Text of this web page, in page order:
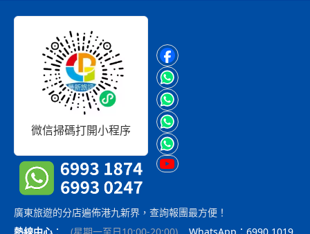
微信掃碼打開小程序
廣東旅遊的分店遍佈港九新界，查詢報團最方便！